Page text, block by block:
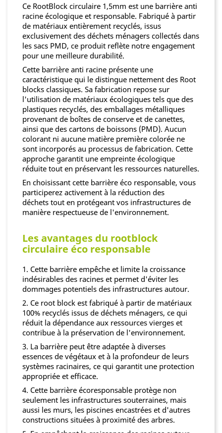
Ce RootBlock circulaire 1,5mm est une barrière anti
racine écologique et responsable. Fabriqué à partir
de matériaux entièrement recyclés, issus
exclusivement des déchets ménagers collectés dans
les sacs PMD, ce produit reflète notre engagement
pour une meilleure durabilité.
Cette barrière anti racine présente une
caractéristique qui le distingue nettement des Root
blocks classiques. Sa fabrication repose sur
l'utilisation de matériaux écologiques tels que des
plastiques recyclés, des emballages métalliques
provenant de boîtes de conserve et de canettes,
ainsi que des cartons de boissons (PMD). Aucun
colorant ni aucune matière première colorée ne
sont incorporés au processus de fabrication. Cette
approche garantit une empreinte écologique
réduite tout en préservant les ressources naturelles.
En choisissant cette barrière éco responsable, vous
participerez activement à la réduction des
déchets tout en protégeant vos infrastructures de
manière respectueuse de l'environnement.
Les avantages du rootblock
circulaire éco responsable
1. Cette barrière empêche et limite la croissance
indésirables des racines et permet d'éviter les
dommages potentiels des infrastructures autour.
2. Ce root block est fabriqué à partir de matériaux
100% recyclés issus de déchets ménagers, ce qui
réduit la dépendance aux ressources vierges et
contribue à la préservation de l'environnement.
3. La barrière peut être adaptée à diverses
essences de végétaux et à la profondeur de leurs
systèmes racinaires, ce qui garantit une protection
appropriée et efficace.
4. Cette barrière écoresponsable protège non
seulement les infrastructures souterraines, mais
aussi les murs, les piscines encastrées et d'autres
constructions situées à proximité des arbres.